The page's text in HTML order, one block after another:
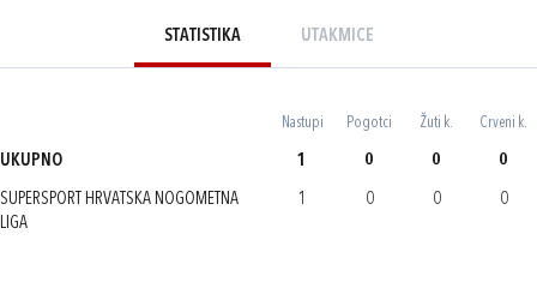
STATISTIKA UTAKMICE
Nastupi Pogotci Žuti k. Crveni k.
UKUPNO 1 0 0 0
SUPERSPORT HRVATSKA NOGOMETNA
LIGA
1 0 0 0